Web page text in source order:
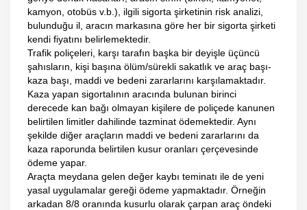
kamyon, otobüs v.b.), ilgili sigorta şirketinin risk analizi,
bulunduğu il, aracın markasına göre her bir sigorta şirketi
kendi fiyatını belirlemektedir.
Trafik poliçeleri, karşı tarafın başka bir deyişle üçüncü
şahısların, kişi başına ölüm/sürekli sakatlık ve araç başı-
kaza başı, maddi ve bedeni zararlarını karşılamaktadır.
Kaza yapan sigortalının aracında bulunan birinci
derecede kan bağı olmayan kişilere de poliçede kanunen
belirtilen limitler dahilinde tazminat ödemektedir. Aynı
şekilde diğer araçların maddi ve bedeni zararlarını da
kaza raporunda belirtilen kusur oranları çerçevesinde
ödeme yapar.
Araçta meydana gelen değer kaybı teminatı ile de yeni
yasal uygulamalar gereği ödeme yapmaktadır. Örneğin
arkadan 8/8 oranında kusurlu olarak çarpan araç öndeki